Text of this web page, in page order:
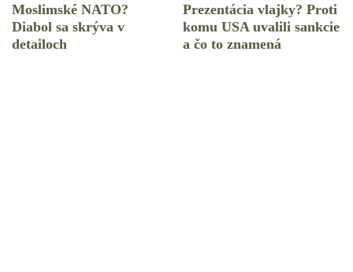
Moslimské NATO?
Diabol sa skrýva v
detailoch
Prezentácia vlajky? Proti
komu USA uvalili sankcie
a čo to znamená